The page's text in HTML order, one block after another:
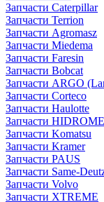
Запчасти Caterpillar
Запчасти Terrion
Запчасти Agromasz
Запчасти Miedema
Запчасти Faresin
Запчасти Bobcat
Запчасти ARGO
Запчасти Corteco
Запчасти Haulotte
Запчасти
Запчасти Komatsu
Запчасти Kramer
Запчасти PAUS
Запчасти Same-
Запчасти Volvo
Запчасти XTREME